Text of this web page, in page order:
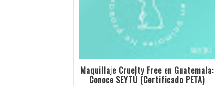
Maquillaje Cruelty Free en Guatemala:
Conoce SEYTÚ (Certificado PETA)